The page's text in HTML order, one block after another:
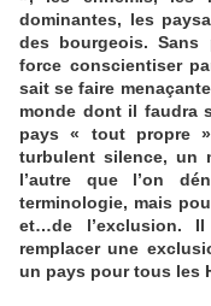
dominantes, les
des bourgeois.
force conscientiser
sait se faire
monde dont il faudra
pays « tout propre
turbulent silence, un
l’autre que l’on
terminologie, mais
et…de l’exclusion.
remplacer une
un pays pour tous les